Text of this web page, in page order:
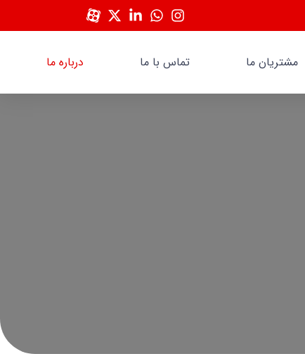
مشتریان ما تماس با ما درباره ما